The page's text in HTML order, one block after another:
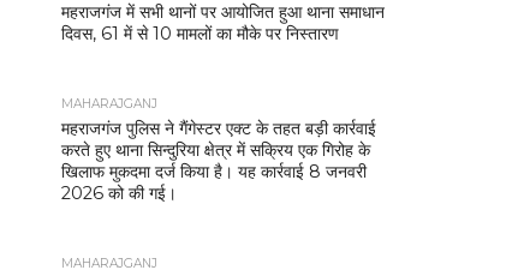
महराजगंज में सभी थानों पर आयोजित हुआ थाना समाधान
दिवस, 61 में से 10 मामलों का मौके पर निस्तारण
MAHARAJGANJ
महराजगंज पुलिस ने गैंगेस्टर एक्ट के तहत बड़ी कार्रवाई
करते हुए थाना सिन्दुरिया क्षेत्र में सक्रिय एक गिरोह के
खिलाफ मुकदमा दर्ज किया है। यह कार्रवाई 8 जनवरी
2026 को की गई।
MAHARAJGANJ